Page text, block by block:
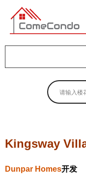
多伦多最新最全
卖房指南
贷款指南
Kingsway
Dunpar Homes开发